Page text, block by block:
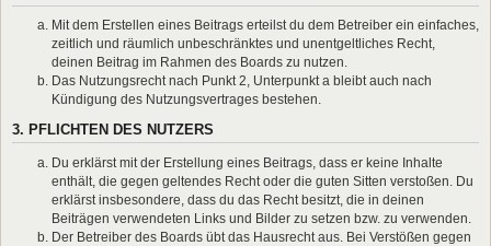
Mit dem Erstellen eines Beitrags erteilst du dem Betreiber ein einfaches,
zeitlich und räumlich unbeschränktes und unentgeltliches Recht,
deinen Beitrag im Rahmen des Boards zu nutzen.
Das Nutzungsrecht nach Punkt 2, Unterpunkt a bleibt auch nach
Kündigung des Nutzungsvertrages bestehen.
3. PFLICHTEN DES NUTZERS
Du erklärst mit der Erstellung eines Beitrags, dass er keine Inhalte
enthält, die gegen geltendes Recht oder die guten Sitten verstoßen. Du
erklärst insbesondere, dass du das Recht besitzt, die in deinen
Beiträgen verwendeten Links und Bilder zu setzen bzw. zu verwenden.
Der Betreiber des Boards übt das Hausrecht aus. Bei Verstößen gegen